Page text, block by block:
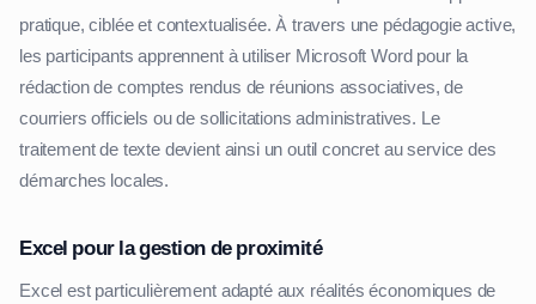
pratique, ciblée et contextualisée. À travers une pédagogie active,
les participants apprennent à utiliser Microsoft Word pour la
rédaction de comptes rendus de réunions associatives, de
courriers officiels ou de sollicitations administratives. Le
traitement de texte devient ainsi un outil concret au service des
démarches locales.
Excel pour la gestion de proximité
Excel est particulièrement adapté aux réalités économiques de